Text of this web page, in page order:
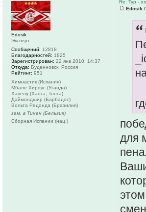
Re: Тур -
Edosik
для
Edosik
Эксперт
Сообщений: 12818
Благодарностей: 1825
Зарегистрирован: 22 янв 2010, 14:37
Откуда: Буденновск, Россия
Рейтинг: 951
Химнастик (Испания)
Мбале Хироус (Уганда)
Хавелу (Ханга, Тонга)
Даймондшир (Барбадос)
Вольта Редонда (Бразилия)
зам. в Тинен (Бельгия)
Сборная Испании (нац.)